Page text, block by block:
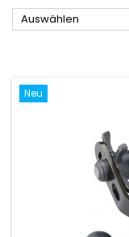
Auswählen
Neu